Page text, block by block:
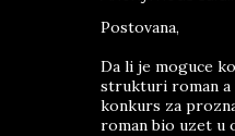
Postovana,
Da li je moguce
strukturi roman a
konkurs za
roman bio uzet u